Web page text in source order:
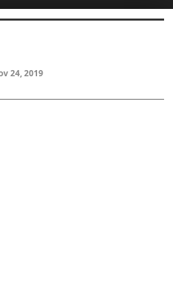
24, 2019
치북5
치북5
치북5
치북5